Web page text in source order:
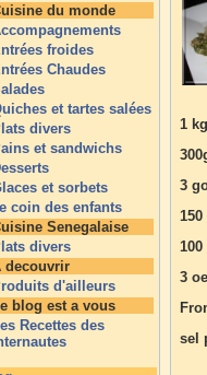
du monde
froides
Chaudes
et tartes salées
divers
et sandwichs
et sorbets
e coin des enfants
Senegalaise
divers
decouvrir
d'ailleurs
blog est a vous
Recettes des
1
3
3
sel